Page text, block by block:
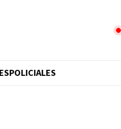
POLICIALES